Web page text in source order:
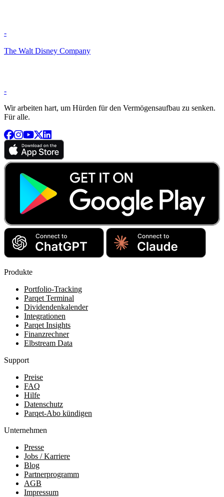
-
The Walt Disney Company
-
Wir arbeiten hart, um Hürden für den Vermögensaufbau zu senken.
Für alle.
Produkte
Portfolio-Tracking
Parqet Terminal
Dividendenkalender
Integrationen
Parqet Insights
Finanzrechner
Elbstream Data
Support
Preise
FAQ
Hilfe
Datenschutz
Parqet-Abo kündigen
Unternehmen
Presse
Jobs / Karriere
Blog
Partnerprogramm
AGB
Impressum